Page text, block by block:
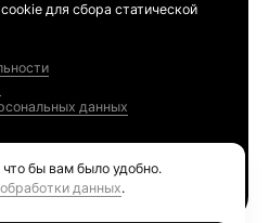
для сбора статической
данных
бы вам было удобно.
данных.